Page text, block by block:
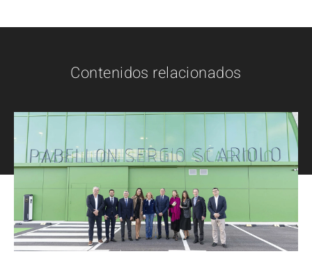
Contenidos relacionados